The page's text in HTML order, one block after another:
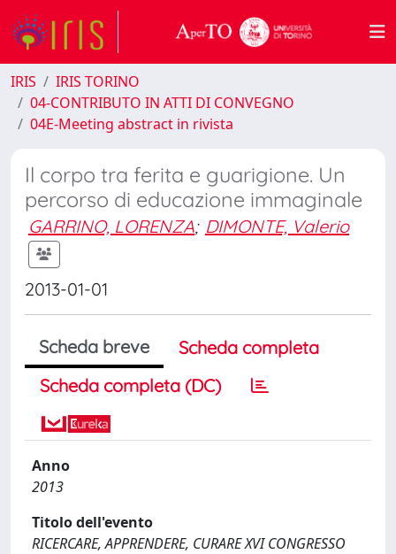
IRIS
IRIS TORINO
04-CONTRIBUTO IN ATTI DI CONVEGNO
04E-Meeting abstract in rivista
Il corpo tra ferita e guarigione. Un
percorso di educazione immaginale
GARRINO, LORENZA; DIMONTE, Valerio
2013-01-01
Scheda breve
Scheda completa
Scheda completa (DC)
Anno
2013
Titolo dell'evento
RICERCARE, APPRENDERE, CURARE XVI CONGRESSO